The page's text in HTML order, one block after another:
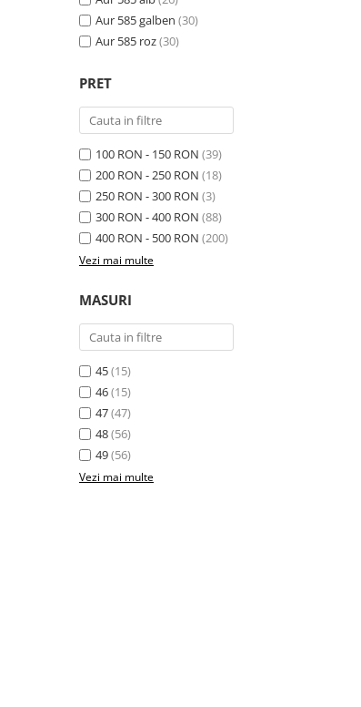
AN-TAN-TICHITAN
Aur 585 galben (30)
Aur 585 roz(30)
PRET
100 RON - 150 RON (39)
200 RON - 250 RON (18)
250 RON - 300 RON (3)
300 RON - 400 RON (88)
400 RON - 500 RON (200)
Vezi mai multe
MASURI
45(15)
46(15)
47(47)
48(56)
49(56)
Vezi mai multe